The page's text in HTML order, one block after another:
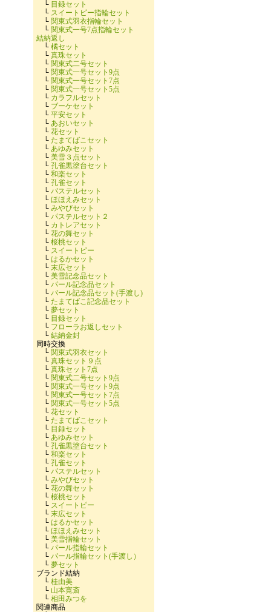
└ 目録セット
└ スイートピー指輪セット
└ 関東式羽衣指輪セット
└ 関東式一号7点指輪セット
結納返し
└ 橘セット
└ 真珠セット
└ 関東式二号セット
└ 関東式一号セット9点
└ 関東式一号セット7点
└ 関東式一号セット5点
└ カラフルセット
└ ブーケセット
└ 平安セット
└ あおいセット
└ 花セット
└ たまてばこセット
└ あゆみセット
└ 美雪３点セット
└ 孔雀黒塗台セット
└ 和楽セット
└ 孔雀セット
└ パステルセット
└ ほほえみセット
└ みやびセット
└ パステルセット２
└ カトレアセット
└ 花の舞セット
└ 桜桃セット
└ スイートピー
└ はるかセット
└ 末広セット
└ 美雪記念品セット
└ パール記念品セット
└ パール記念品セット(手渡し)
└ たまてばこ記念品セット
└ 夢セット
└ 目録セット
└ フローラお返しセット
└ 結納金封
同時交換
└ 関東式羽衣セット
└ 真珠セット９点
└ 真珠セット7点
└ 関東式二号セット9点
└ 関東式一号セット9点
└ 関東式一号セット7点
└ 関東式一号セット5点
└ 花セット
└ たまてばこセット
└ 目録セット
└ あゆみセット
└ 孔雀黒塗台セット
└ 和楽セット
└ 孔雀セット
└ パステルセット
└ みやびセット
└ 花の舞セット
└ 桜桃セット
└ スイートピー
└ 末広セット
└ はるかセット
└ ほほえみセット
└ 美雪指輪セット
└ パール指輪セット
└ パール指輪セット(手渡し）
└ 夢セット
ブランド結納
└ 桂由美
└ 山本寛斎
└ 相田みつを
関連商品